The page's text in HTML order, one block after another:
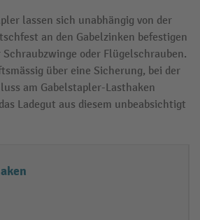
lassen sich unabhängig von der
an den Gabelzinken befestigen
oder Flügelschrauben.
über eine Sicherung, bei der
am Gabelstapler-Lasthaken
Ladegut aus diesem unbeabsichtigt